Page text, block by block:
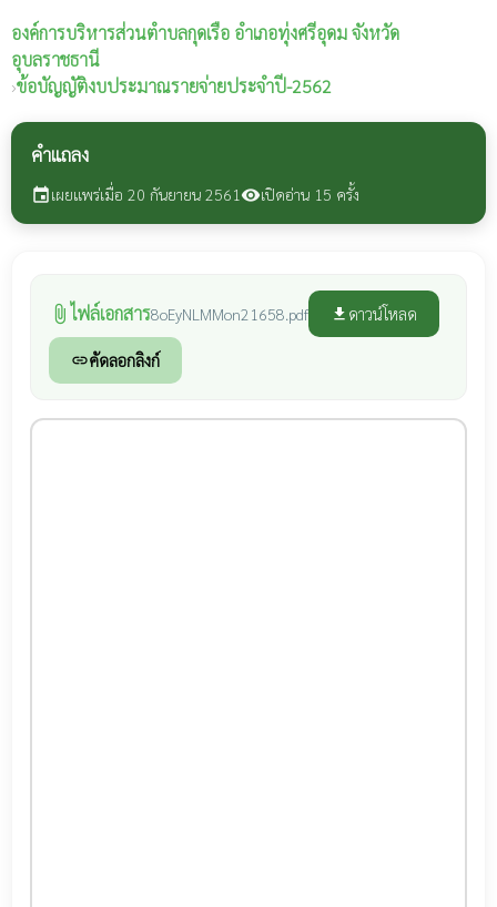
องค์การบริหารส่วนตำบลกุดเรือ อำเภอทุ่งศรีอุดม จังหวัด
อุบลราชธานี
›ข้อบัญญัติงบประมาณรายจ่ายประจำปี-2562
คำแถลง
eventเผยแพร่เมื่อ 20 กันยายน 2561 visibilityเปิดอ่าน 15 ครั้ง
attach_file ไฟล์เอกสาร8oEyNLMMon21658.pdf file_download ดาวน์โหลด
linkคัดลอกลิงก์